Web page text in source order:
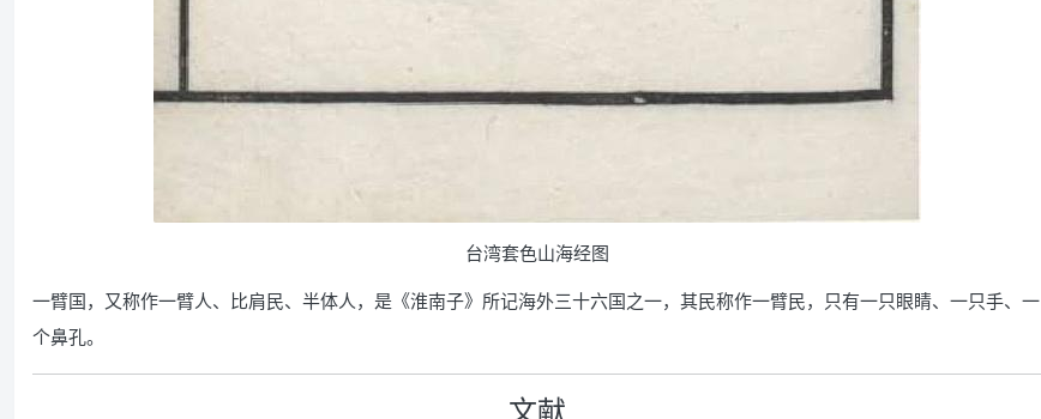
台湾套色山海经图
一臂国，又称作一臂人、比肩民、半体人，是《淮南子》所记海外三十六国之一，其民称作一臂民，只有一只眼睛、一只手、一
个鼻孔。
文献